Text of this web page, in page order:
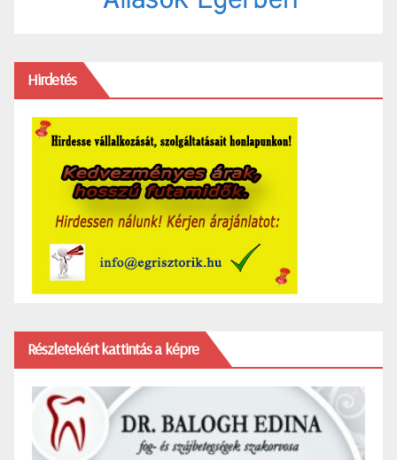
Hirdetés
Részletekért kattintás a képre